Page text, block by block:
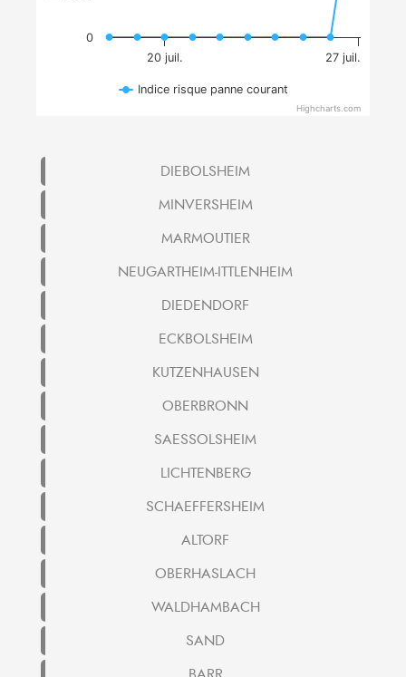
20 juil. 27 juil.
0
Indice risque panne courant
Highcharts.com
DIEBOLSHEIM
MINVERSHEIM
MARMOUTIER
NEUGARTHEIM-ITTLENHEIM
DIEDENDORF
ECKBOLSHEIM
KUTZENHAUSEN
OBERBRONN
SAESSOLSHEIM
LICHTENBERG
SCHAEFFERSHEIM
ALTORF
OBERHASLACH
WALDHAMBACH
SAND